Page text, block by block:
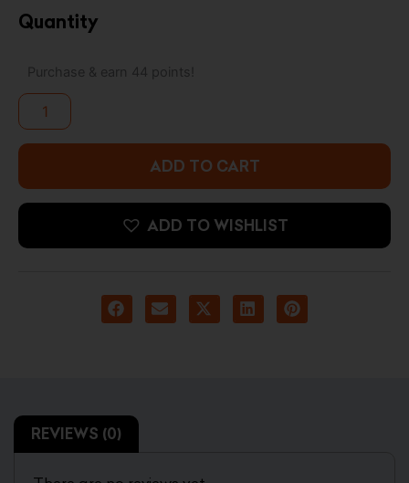
Quantity
Purchase & earn 44 points!
shock
Analog/Digital
GMA-
S2100WS-
7ADR
ADD TO CART
ADD TO WISHLIST
REVIEWS (0)